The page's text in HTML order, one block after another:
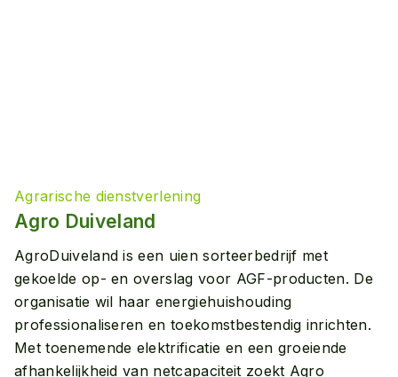
Agrarische dienstverlening
Agro Duiveland
AgroDuiveland is een uien sorteerbedrijf met
gekoelde op- en overslag voor AGF-producten. De
organisatie wil haar energiehuishouding
professionaliseren en toekomstbestendig inrichten.
Met toenemende elektrificatie en een groeiende
afhankelijkheid van netcapaciteit zoekt Agro